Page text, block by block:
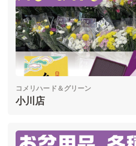
コメリハード＆グリーン
小川店